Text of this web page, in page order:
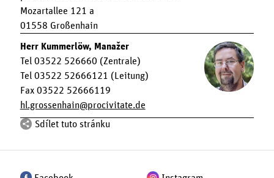
Mozartallee 121 a
01558 Großenhain
Herr Kummerlöw, Manažer
Tel 03522 526660 (Zentrale)
Tel 03522 52666121 (Leitung)
Fax 03522 52666119
hl.grossenhain
procivitate.de
Sdílet tuto stránku